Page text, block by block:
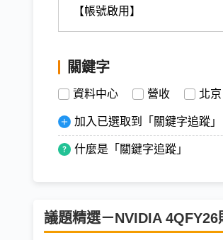
【帳號啟用】
關鍵字
資料中心 營收 北京
加入已選取到「關鍵字追蹤」
什麼是「關鍵字追蹤」
議題精選－NVIDIA 4QFY26